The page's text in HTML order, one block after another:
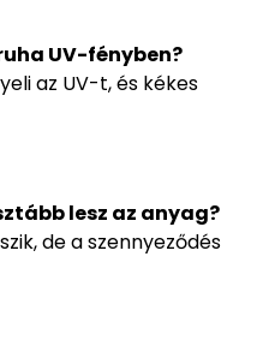
UV-fényben?
az UV-t, és kékes
lesz az anyag?
de a szennyeződés